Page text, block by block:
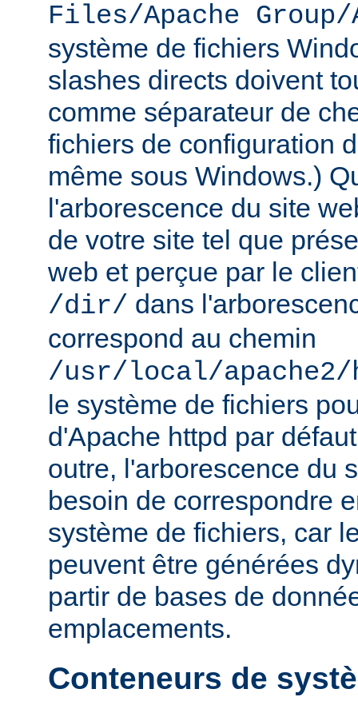
Files/Apache Group/
système de fichiers
slashes directs doivent
comme séparateur de
fichiers de configuration
même sous Windows.)
l'arborescence du site
de votre site tel que
web et perçue par le
/dir/ dans
correspond au chemin
/usr/local/
le système de fichiers
d'Apache httpd par
outre, l'arborescence du
besoin de correspondre
système de fichiers, car
peuvent être générées
partir de bases de
emplacements.
Conteneurs de